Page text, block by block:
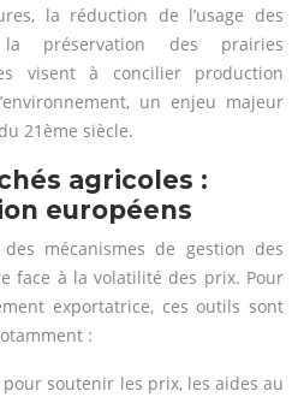
la réduction de l’usage des
préservation des prairies
visent à concilier production
un enjeu majeur
21ème siècle.
agricoles :
européens
mécanismes de gestion des
face à la volatilité des prix. Pour
exportatrice, ces outils sont
:
soutenir les prix, les aides au